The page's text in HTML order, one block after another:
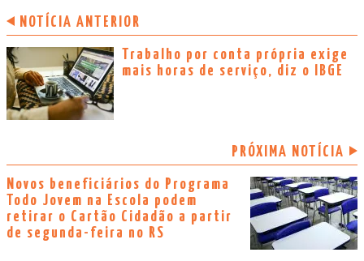
NOTÍCIA ANTERIOR
Trabalho por conta própria exige
mais horas de serviço, diz o IBGE
PRÓXIMA NOTÍCIA
Novos beneficiários do Programa
Todo Jovem na Escola podem
retirar o Cartão Cidadão a partir
de segunda-feira no RS